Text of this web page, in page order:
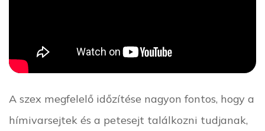
A szex megfelelő időzítése nagyon fontos, hogy a
hímivarsejtek és a petesejt találkozni tudjanak,